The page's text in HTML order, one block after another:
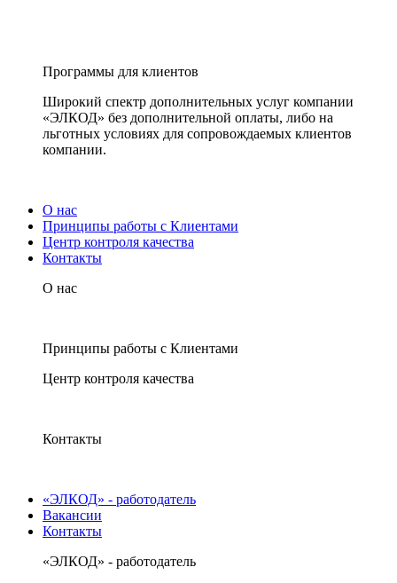
Программы для клиентов
Широкий спектр дополнительных услуг компании
«ЭЛКОД» без дополнительной оплаты, либо на
льготных условиях для сопровождаемых клиентов
компании.
О нас
Принципы работы с Клиентами
Центр контроля качества
Контакты
О нас
Принципы работы с Клиентами
Центр контроля качества
Контакты
«ЭЛКОД» - работодатель
Вакансии
Контакты
«ЭЛКОД» - работодатель